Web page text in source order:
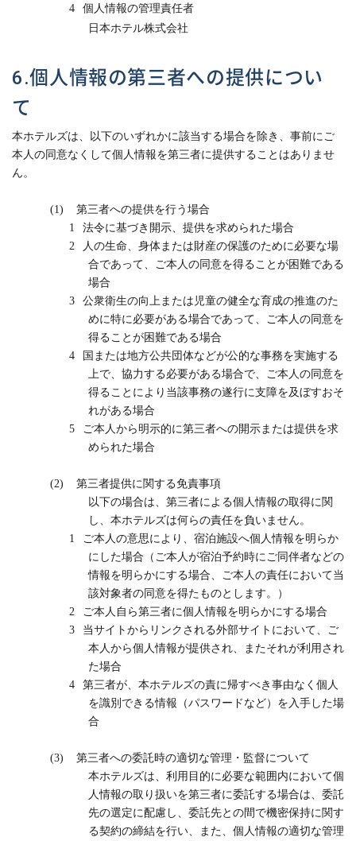
4
個人情報の管理責任者
日本ホテル株式会社
6.個人情報の第三者への提供につい
て
本ホテルズは、以下のいずれかに該当する場合を除き、事前にご
本人の同意なくして個人情報を第三者に提供することはありませ
ん。
(1)
第三者への提供を行う場合
1
法令に基づき開示、提供を求められた場合
2
人の生命、身体または財産の保護のために必要な場
合であって、ご本人の同意を得ることが困難である
場合
3
公衆衛生の向上または児童の健全な育成の推進のた
めに特に必要がある場合であって、ご本人の同意を
得ることが困難である場合
4
国または地方公共団体などが公的な事務を実施する
上で、協力する必要がある場合で、ご本人の同意を
得ることにより当該事務の遂行に支障を及ぼすおそ
れがある場合
5
ご本人から明示的に第三者への開示または提供を求
められた場合
(2)
第三者提供に関する免責事項
以下の場合は、第三者による個人情報の取得に関
し、本ホテルズは何らの責任を負いません。
1
ご本人の意思により、宿泊施設へ個人情報を明らか
にした場合（ご本人が宿泊予約時にご同伴者などの
情報を明らかにする場合、ご本人の責任において当
該対象者の同意を得たものとします。）
2
ご本人自ら第三者に個人情報を明らかにする場合
3
当サイトからリンクされる外部サイトにおいて、ご
本人から個人情報が提供され、またそれが利用され
た場合
4
第三者が、本ホテルズの責に帰すべき事由なく個人
を識別できる情報（パスワードなど）を入手した場
合
(3)
第三者への委託時の適切な管理・監督について
本ホテルズは、利用目的に必要な範囲内において個
人情報の取り扱いを第三者に委託する場合は、委託
先の選定に配慮し、委託先との間で機密保持に関す
る契約の締結を行い、また、個人情報の適切な管理